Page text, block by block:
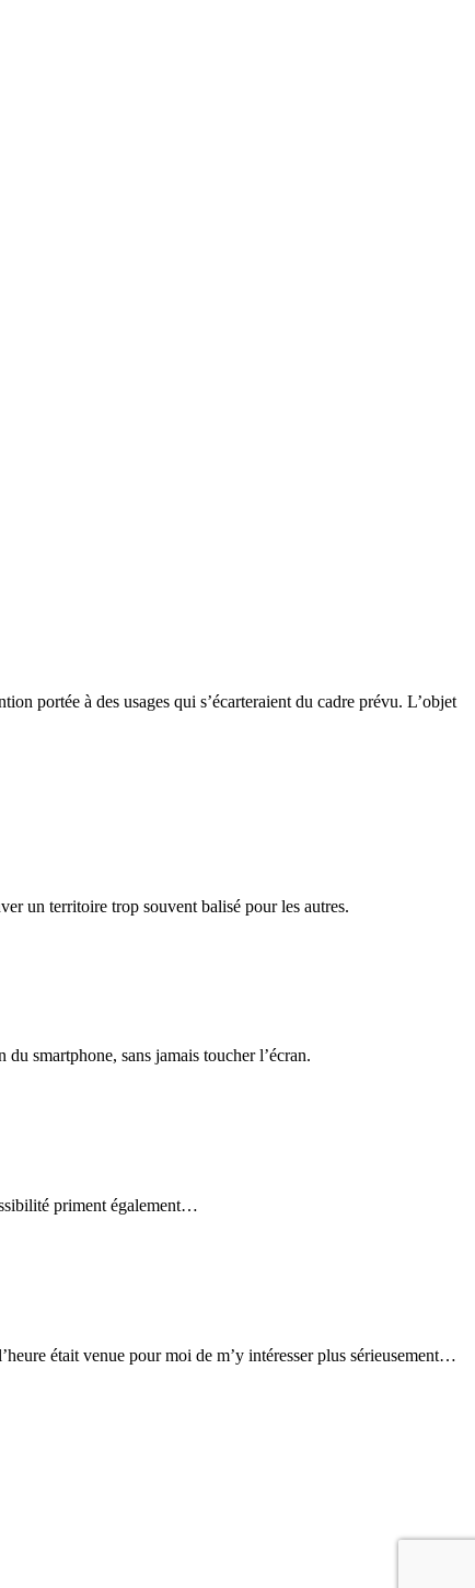
portée à des usages qui s’écarteraient du cadre prévu. L’objet
un territoire trop souvent balisé pour les autres.
smartphone, sans jamais toucher l’écran.
priment également…
était venue pour moi de m’y intéresser plus sérieusement…